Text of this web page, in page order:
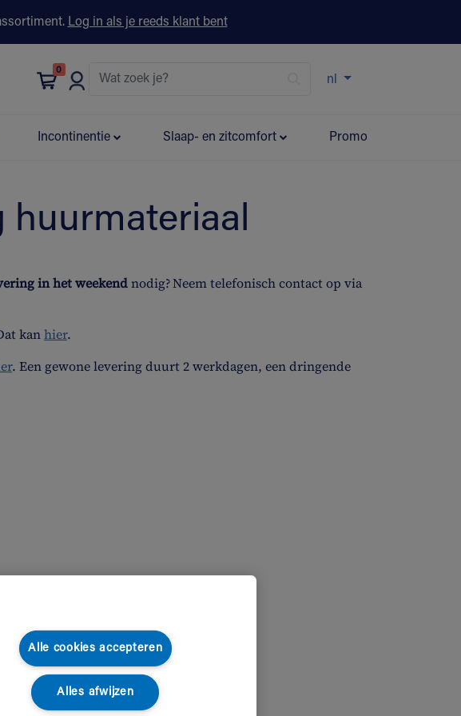
Log in als je reeds klant bent
0
nl
Incontinentie Slaap- en zitcomfort Promo
huurmateriaal
in het weekendnodig? Neem telefonisch contact op via
kanhier.
. Een gewone levering duurt 2 werkdagen, een dringende
Alle cookies accepteren
Alles afwijzen